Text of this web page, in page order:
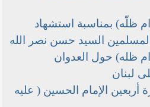
المرجعية الدينية العليا
العلاّمة الشيخ عبد المهدي
الكربلائي في (14/ شعبان /1435هـ) الموافق ( 13/6/2014م
مناطق واسعة في محافظتي
أنها تستهدف بقية
السيد السيستاني -دام ظلّه
التطورات الأمنية الأخيرة في
ظلّه) بمناسبة استشهاد
السيد حسن نصر الله
ظله) حول العدوان
لبنان
الإمام الحسين ( عليه